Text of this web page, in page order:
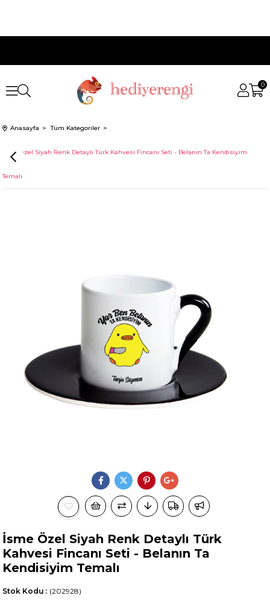
0
Anasayfa Tüm Kategoriler
İsme Özel Siyah Renk Detaylı Türk Kahvesi Fincanı Seti - Belanın Ta Kendisiyim
Temalı
İsme Özel Siyah Renk Detaylı Türk
Kahvesi Fincanı Seti - Belanın Ta
Kendisiyim Temalı
(202928)
Stok Kodu